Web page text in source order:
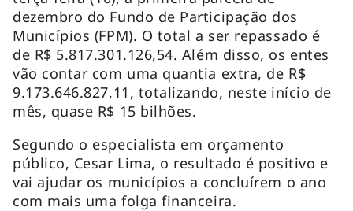
dezembro do Fundo de Participação dos
Municípios (FPM). O total a ser repassado é
de R$ 5.817.301.126,54. Além disso, os entes
vão contar com uma quantia extra, de R$
9.173.646.827,11, totalizando, neste início de
mês, quase R$ 15 bilhões.
Segundo o especialista em orçamento
público, Cesar Lima, o resultado é positivo e
vai ajudar os municípios a concluírem o ano
com mais uma folga financeira.